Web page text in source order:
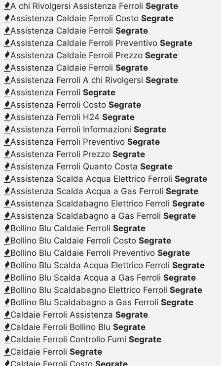
A chi Rivolgersi Assistenza Ferroli Segrate
Assistenza Caldaie Ferroli Costo Segrate
Assistenza Caldaie Ferroli Segrate
Assistenza Caldaie Ferroli Preventivo Segrate
Assistenza Caldaie Ferroli Prezzo Segrate
Assistenza Caldaie Ferroli Segrate
Assistenza Ferroli A chi Rivolgersi Segrate
Assistenza Ferroli Segrate
Assistenza Ferroli Costo Segrate
Assistenza Ferroli H24 Segrate
Assistenza Ferroli Informazioni Segrate
Assistenza Ferroli Preventivo Segrate
Assistenza Ferroli Prezzo Segrate
Assistenza Ferroli Quanto Costa Segrate
Assistenza Scalda Acqua Elettrico Ferroli Segrate
Assistenza Scalda Acqua a Gas Ferroli Segrate
Assistenza Scaldabagno Elettrico Ferroli Segrate
Assistenza Scaldabagno a Gas Ferroli Segrate
Bollino Blu Caldaie Ferroli Segrate
Bollino Blu Caldaie Ferroli Costo Segrate
Bollino Blu Caldaie Ferroli Preventivo Segrate
Bollino Blu Scalda Acqua Elettrico Ferroli Segrate
Bollino Blu Scalda Acqua a Gas Ferroli Segrate
Bollino Blu Scaldabagno Elettrico Ferroli Segrate
Bollino Blu Scaldabagno a Gas Ferroli Segrate
Caldaie Ferroli Assistenza Segrate
Caldaie Ferroli Bollino Blu Segrate
Caldaie Ferroli Controllo Fumi Segrate
Caldaie Ferroli Segrate
Caldaie Ferroli Costo Segrate